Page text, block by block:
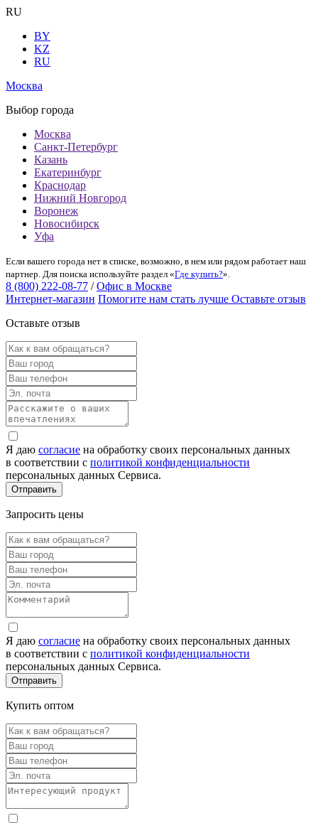
RU
BY
KZ
RU
Москва
Выбор города
Москва
Санкт-Петербург
Казань
Екатеринбург
Краснодар
Нижний Новгород
Воронеж
Новосибирск
Уфа
Если вашего города нет в списке, возможно, в нем или рядом работает наш
партнер. Для поиска используйте раздел «Где купить?».
8 (800) 222-08-77 / Офис в Москве
Интернет-магазин Помогите нам стать лучше Оставьте отзыв
Оставьте отзыв
Я даю согласие на обработку своих персональных данных
в соответствии с политикой конфиденциальности
персональных данных Сервиса.
Запросить цены
Я даю согласие на обработку своих персональных данных
в соответствии с политикой конфиденциальности
персональных данных Сервиса.
Купить оптом